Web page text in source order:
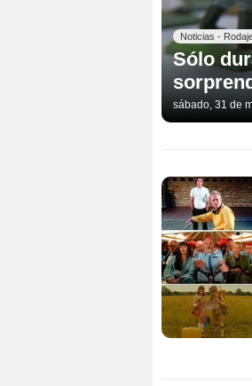
Noticias -
Sólo
sábado, 31 de